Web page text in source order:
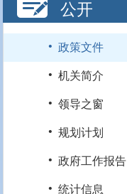
公开
· 政策文件
· 机关简介
· 领导之窗
· 规划计划
· 政府工作报告
统计信息